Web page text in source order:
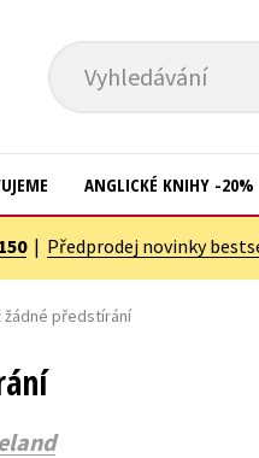
Vyhledávání
Kuchařky
ANGLICKÉ KNIHY -20%
| Předprodej novinky
žádné předstírání